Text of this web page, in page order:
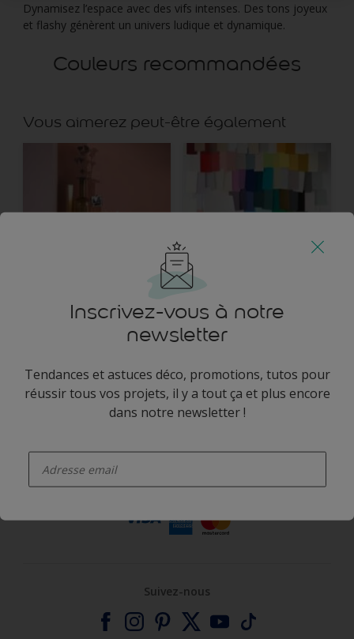
Dynamisez l’espace avec des vifs intenses. Des tons joyeux
et flashy génèrent un univers ludique et dynamique.
Couleurs recommandées
Vous aimerez peut-être également
Plus de conseils
Inscrivez-vous à notre
newsletter
Tendances et astuces déco, promotions, tutos pour
réussir tous vos projets, il y a tout ça et plus encore
dans notre newsletter !
Paiements faciles et sécurisés
Suivez-nous